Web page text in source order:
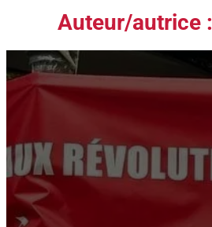
Auteur/autrice :